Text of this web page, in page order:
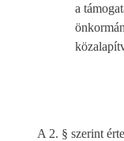
a
A 2. § szerint